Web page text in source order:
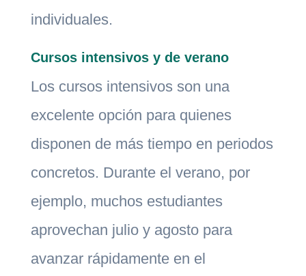
individuales.
Cursos intensivos y de verano
Los cursos intensivos son una
excelente opción para quienes
disponen de más tiempo en periodos
concretos. Durante el verano, por
ejemplo, muchos estudiantes
aprovechan julio y agosto para
avanzar rápidamente en el